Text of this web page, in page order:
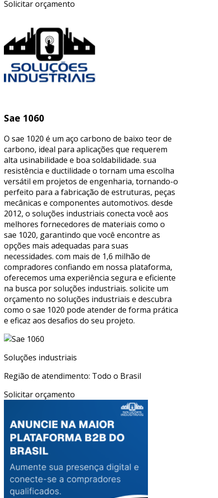
Solicitar orçamento
Sae 1060
O sae 1020 é um aço carbono de baixo teor de
carbono, ideal para aplicações que requerem
alta usinabilidade e boa soldabilidade. sua
resistência e ductilidade o tornam uma escolha
versátil em projetos de engenharia, tornando-o
perfeito para a fabricação de estruturas, peças
mecânicas e componentes automotivos. desde
2012, o soluções industriais conecta você aos
melhores fornecedores de materiais como o
sae 1020, garantindo que você encontre as
opções mais adequadas para suas
necessidades. com mais de 1,6 milhão de
compradores confiando em nossa plataforma,
oferecemos uma experiência segura e eficiente
na busca por soluções industriais. solicite um
orçamento no soluções industriais e descubra
como o sae 1020 pode atender de forma prática
e eficaz aos desafios do seu projeto.
Soluções industriais
Região de atendimento: Todo o Brasil
Solicitar orçamento